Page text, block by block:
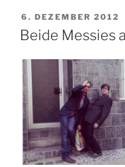
VERÖFFENTLICHT
AM
6. DEZEMBER 2012
Beide Messies